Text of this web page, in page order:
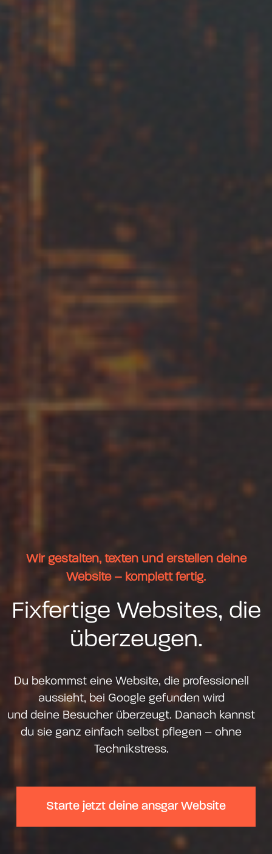
Wir gestalten, texten und erstellen deine
Website – komplett fertig.
Fixfertige Websites, die
überzeugen.
Du bekommst eine Website, die professionell
aussieht, bei Google gefunden wird
und deine Besucher überzeugt. Danach kannst
du sie ganz einfach selbst pflegen – ohne
Technikstress.
Starte jetzt deine ansgar Website